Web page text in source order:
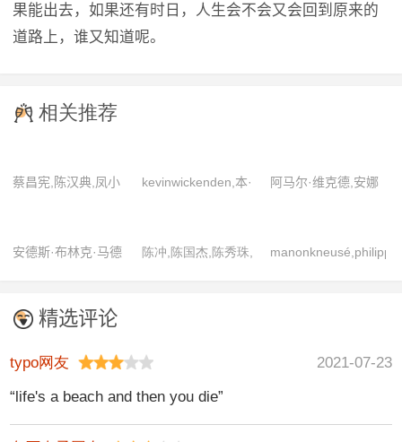
果能出去，如果还有时日，人生会不会又会回到原来的
道路上，谁又知道呢。
相关推荐
蔡昌宪,陈汉典,凤小
席曼宁,赵又廷
kevinwickenden,本·
斯顿,斯蒂文·麦金托
阿马尔·维克德,安娜
周,高靖榕,克莱尔·陈,
斯贝克,塞德里克·舍
安德斯·布林克·马德
罗,马特·福勒,蒙坦·
瑟贝尔,莫滕·桑博,西
克德格恩,雅各布·乌
尔里克·罗曼,约翰·奥
陈冲,陈国杰,陈秀珠,
精选评论
typo网友
2021-07-23
“life's a beach and then you die”